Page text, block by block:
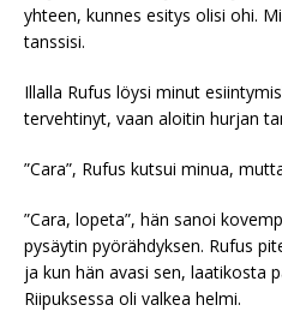
yhteen, kunnes esitys olisi ohi.
tanssisi.
Illalla Rufus löysi minut
tervehtinyt, vaan aloitin hurjan
”Cara”, Rufus kutsui minua,
”Cara, lopeta”, hän sanoi
pysäytin pyörähdyksen. Rufus
ja kun hän avasi sen, laatikosta
Riipuksessa oli valkea helmi.